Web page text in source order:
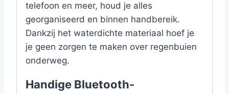
telefoon en meer, houd je alles
georganiseerd en binnen handbereik.
Dankzij het waterdichte materiaal hoef je
je geen zorgen te maken over regenbuien
onderweg.
Handige Bluetooth-